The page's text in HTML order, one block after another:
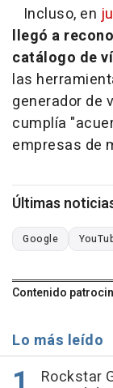
Incluso, en
llegó a
catálogo de
las
generador de
cumplía
empresas de
Últimas
Google
Contenido
Lo más leído
Rockstar